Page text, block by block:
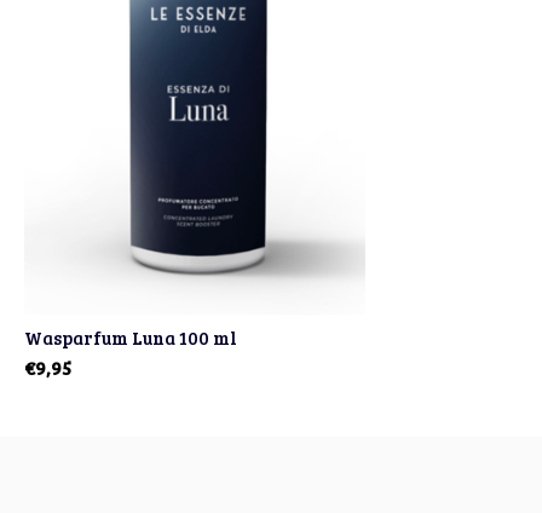
Wasparfum Luna 100 ml
€9,95